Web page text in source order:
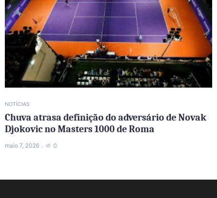
NOTÍCIAS
Chuva atrasa definição do adversário de Novak
Djokovic no Masters 1000 de Roma
maio 7, 2026 0